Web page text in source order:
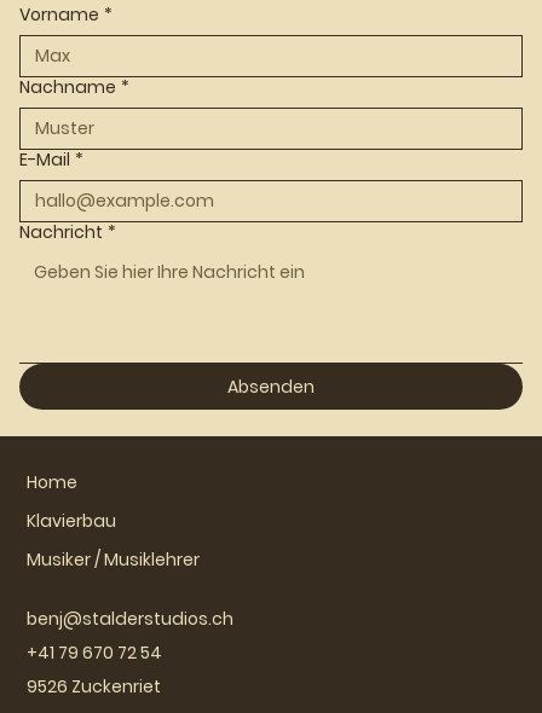
Vorname *
Nachname *
E-Mail *
Nachricht *
Absenden
Home
Klavierbau
Musiker / Musiklehrer
benj@stalderstudios.ch
+41 79 670 72 54
9526 Zuckenriet